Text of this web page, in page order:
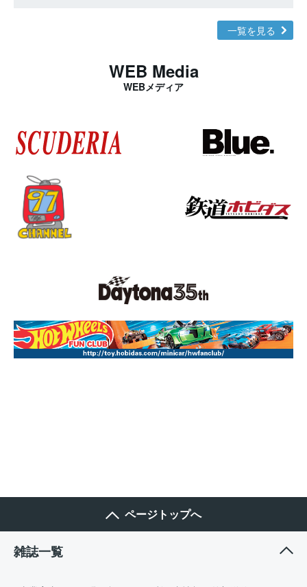
一覧を見る
WEB Media
WEBメディア
ページトップへ
雑誌一覧